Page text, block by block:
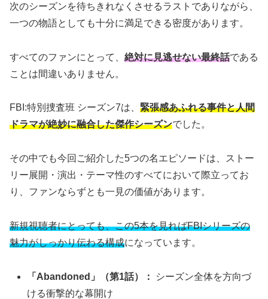
次のシーズンを待ちきれなくさせるラストでありながら、
一つの物語としても十分に満足できる密度があります。
すべてのファンにとって、 絶対に見逃せない最終話である
ことは間違いありません。
FBI:特別捜査班 シーズン7は、 緊張感あふれる事件と人間
ドラマが絶妙に融合した傑作シーズンでした。
その中でも今回ご紹介した5つの名エピソードは、ストー
リー展開・演出・テーマ性のすべてにおいて際立ってお
り、ファンならずとも一見の価値があります。
新規視聴者にとっても、この5本を見ればFBIシリーズの
魅力がしっかり伝わる構成になっています。
「Abandoned」（第1話）：
シーズン全体を方向づ
ける衝撃的な幕開け